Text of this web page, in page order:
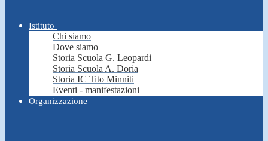
Istituto
Chi siamo
Dove siamo
Storia Scuola G. Leopardi
Storia Scuola A. Doria
Storia IC Tito Minniti
Eventi - manifestazioni
Organizzazione